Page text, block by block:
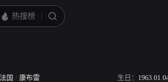
法国 / 康布雷 生日：